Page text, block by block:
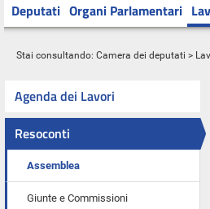
Deputati Organi Parlamentari
Stai consultando: Camera dei deputati >
Agenda dei Lavori
Resoconti
Assemblea
Giunte e Commissioni